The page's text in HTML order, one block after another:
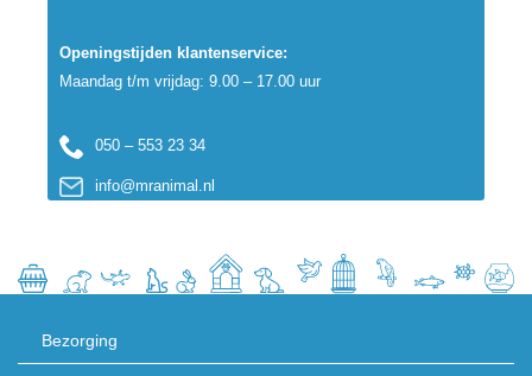
Openingstijden klantenservice:
Maandag t/m vrijdag: 9.00 – 17.00 uur
050 – 553 23 34
info@mranimal.nl
Bezorging